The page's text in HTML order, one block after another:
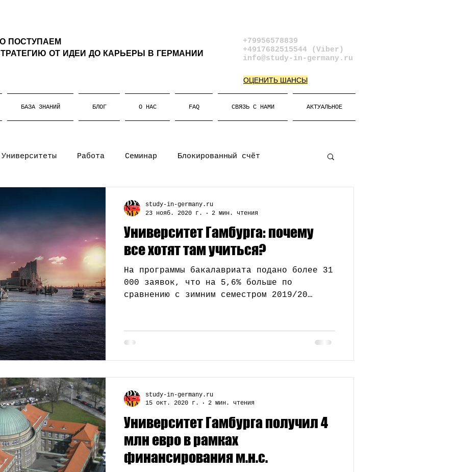
ПОСТУПАЕМ
ОТ ИДЕИ ДО КАРЬЕРЫ В ГЕРМАНИИ
+79956578839​
+4917682515544 (Viber)
info@study-in-germany.ru
ОЦЕНИТЬ ШАНСЫ
БАЗА ЗНАНИЙ БЛОГ О НАС FAQ СВЯЗЬ С НАМИ АКТУАЛЬНОЕ
Университеты Работа Семинар Блокированный счёт
Профессии Наука Медицинское образование
Университет Гамбурга: почему
все хотят там учиться?
На программы бакалавриата подано более 31
000 заявок, что на 5,6% больше по
сравнению с зимним семестром 2019/20
study-in-germany.ru
23 нояб. 2020 г.
2 мин. чтения
Университет Гамбурга получил 4
млн евро в рамках
финансирования м.н.с.
study-in-germany.ru
15 окт. 2020 г.
2 мин. чтения